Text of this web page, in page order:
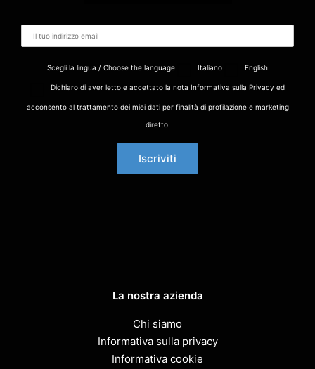
Scegli la lingua / Choose the language Italiano English
Dichiaro di aver letto e accettato la nota Informativa sulla Privacy ed
acconsento al trattamento dei miei dati per finalità di profilazione e marketing
diretto.
La nostra azienda
Chi siamo
Informativa sulla privacy
Informativa cookie